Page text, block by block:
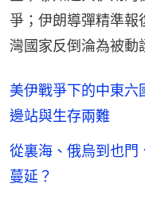
爭；伊朗導彈精準報
灣國家反倒淪為被動
美伊戰爭下的中東六
邊站與生存兩難
從裏海、俄烏到也門
蔓延？